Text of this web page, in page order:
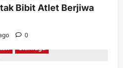
Bibit Atlet Berjiwa
0
Olahraga